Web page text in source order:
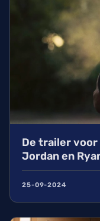
De trailer voor
Jordan en
25-09-2024